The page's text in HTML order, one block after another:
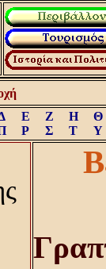
Ε Ζ Η
Θ
Ρ Σ Τ Υ